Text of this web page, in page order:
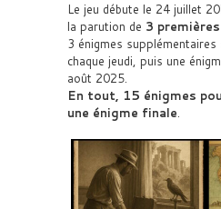
Le jeu débute le 24 juillet
la parution de 3
3 énigmes
chaque jeudi, puis une
août 2025.
En tout, 15 énigmes
une énigme finale.